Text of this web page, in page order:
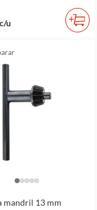
c/u
mandril 13 mm